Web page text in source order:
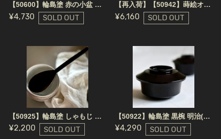
【50600】輪島塗 赤の小盆 角丸正方形 金縁明治/ Wajima Nuri Red Tray Square Gold Edge/ Meiji Era
¥4,730 SOLD OUT
【再入荷】【50942】蒔絵オレンジ椀（1個）/ Makie Wan -Orange
¥6,160 SOLD OUT
【50925】輪島塗 しゃもじ 黒 金縁 明治(1本)/ Wajima Nuri Rice Scoop / Meiji Era
¥2,200 SOLD OUT
【50922】輪島塗 黒椀 明治(1客）/ Wajima Nuri Wan Bowl Black
¥4,290 SOLD OUT